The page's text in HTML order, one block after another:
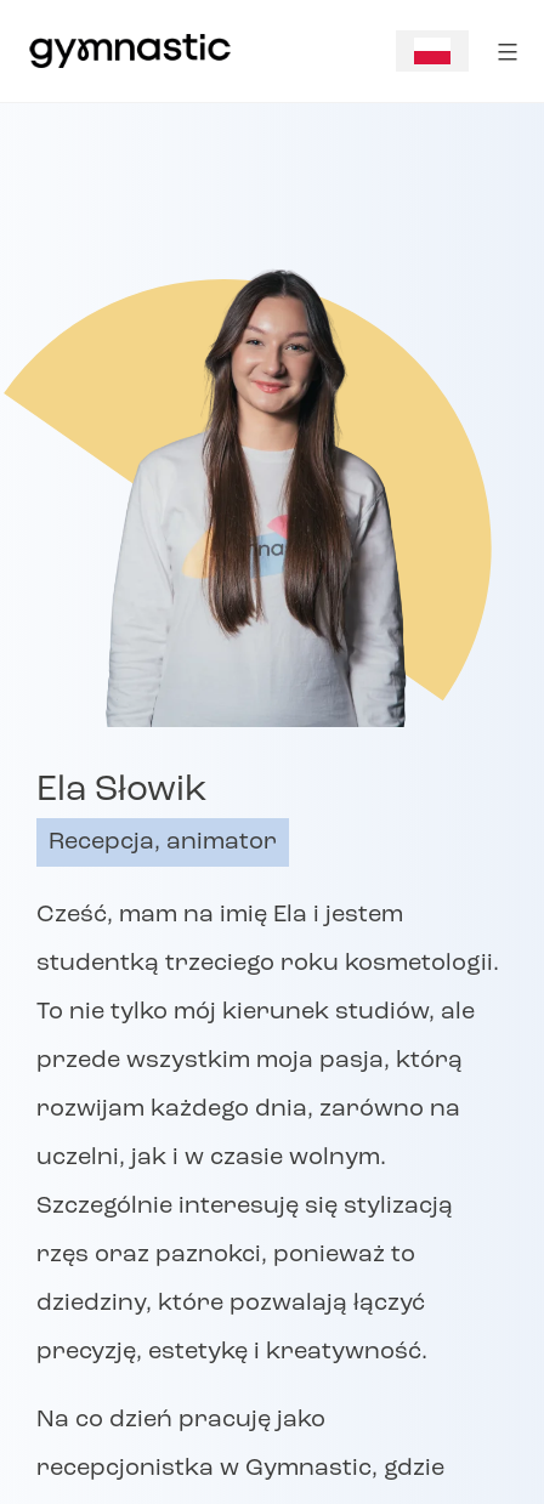
Ela Słowik
Recepcja, animator
Cześć, mam na imię Ela i jestem
studentką trzeciego roku kosmetologii.
To nie tylko mój kierunek studiów, ale
przede wszystkim moja pasja, którą
rozwijam każdego dnia, zarówno na
uczelni, jak i w czasie wolnym.
Szczególnie interesuję się stylizacją
rzęs oraz paznokci, ponieważ to
dziedziny, które pozwalają łączyć
precyzję, estetykę i kreatywność.
Na co dzień pracuję jako
recepcjonistka w Gymnastic, gdzie